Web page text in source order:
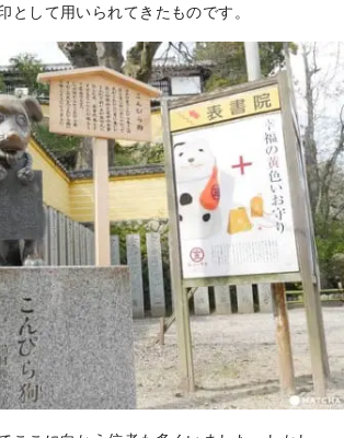
として用いられてきたものです。